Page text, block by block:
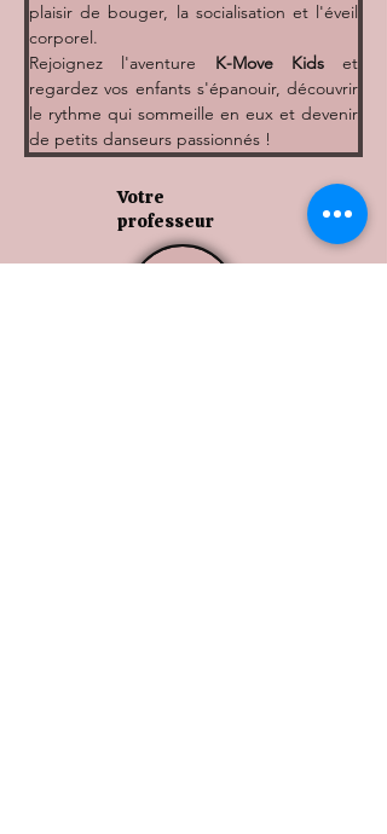
plaisir de bouger, la socialisation et l'éveil
corporel.
Rejoignez l'aventure K-Move Kids et
regardez vos enfants s'épanouir, découvrir
le rythme qui sommeille en eux et devenir
de petits danseurs passionnés !
Votre
professeur